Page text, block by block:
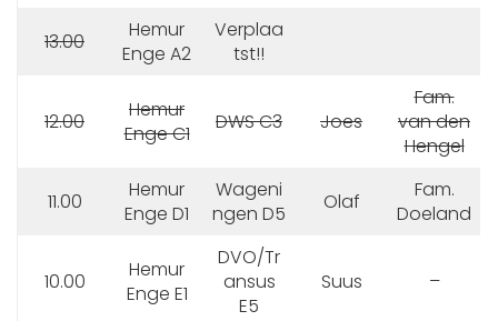
13.00
Hemur
Enge A2
Verplaa
tst!!
12.00
Hemur
Enge C1
DWS C3 Joes
Fam.
van den
Hengel
11.00
Hemur
Enge D1
Wageni
ngen D5
Olaf
Fam.
Doeland
10.00
Hemur
Enge E1
DVO/Tr
ansus
E5
Suus –